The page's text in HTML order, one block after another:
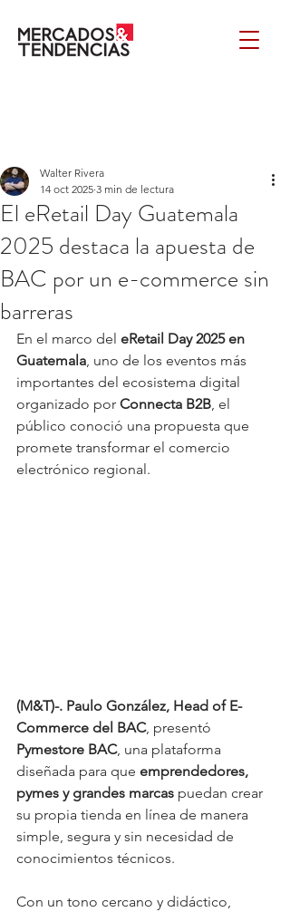
El eRetail Day Guatemala
2025 destaca la apuesta de
BAC por un e-commerce sin
barreras
Walter Rivera
14 oct 2025 3 min de lectura
En el marco del eRetail Day 2025 en
Guatemala, uno de los eventos más
importantes del ecosistema digital
organizado por Connecta B2B, el
público conoció una propuesta que
promete transformar el comercio
electrónico regional.
(M&T)-. Paulo González, Head of E-
Commerce del BAC, presentó
Pymestore BAC, una plataforma
diseñada para que emprendedores,
pymes y grandes marcas puedan crear
su propia tienda en línea de manera
simple, segura y sin necesidad de
conocimientos técnicos.
Con un tono cercano y didáctico,